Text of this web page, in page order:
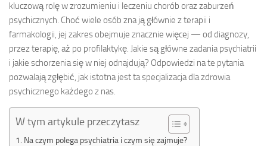
kluczową rolę w zrozumieniu i leczeniu chorób oraz zaburzeń
psychicznych. Choć wiele osób zna ją głównie z terapii i
farmakologii, jej zakres obejmuje znacznie więcej — od diagnozy,
przez terapię, aż po profilaktykę. Jakie są główne zadania psychiatrii
i jakie schorzenia się w niej odnajdują? Odpowiedzi na te pytania
pozwalają zgłębić, jak istotna jest ta specjalizacja dla zdrowia
psychicznego każdego z nas.
W tym artykule przeczytasz
Na czym polega psychiatria i czym się zajmuje?